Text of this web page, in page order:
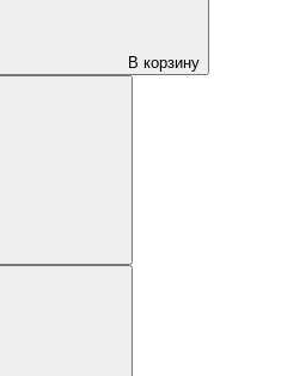
В корзину